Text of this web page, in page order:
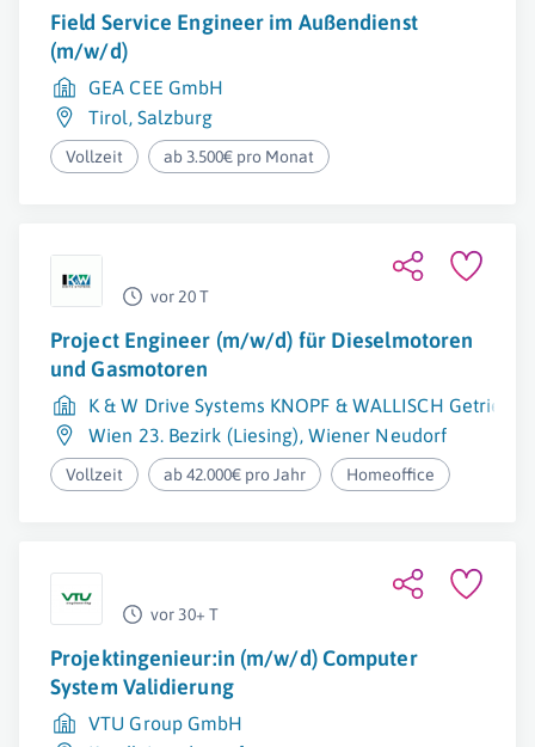
Field Service Engineer im Außendienst
(m/w/d)
GEA CEE GmbH
Tirol, Salzburg
Vollzeit ab 3.500€ pro Monat
vor 20 T
Project Engineer (m/w/d) für Dieselmotoren
und Gasmotoren
K & W Drive Systems KNOPF & WALLISCH
Wien 23. Bezirk (Liesing), Wiener Neudorf
Vollzeit ab 42.000€ pro Jahr Homeoffice
vor 30+ T
Projektingenieur:in (m/w/d) Computer
System Validierung
VTU Group GmbH